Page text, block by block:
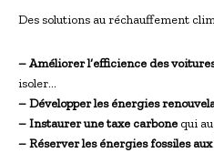
Des solutions au réchauffement
– Améliorer l’efficience des
isoler…
– Développer les énergies
– Instaurer une taxe carbone qui
– Réserver les énergies fossiles